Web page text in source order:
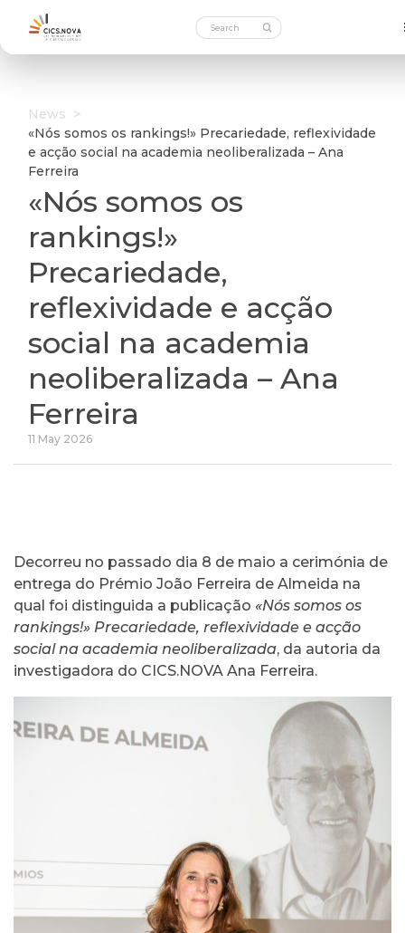
News >
«Nós somos os rankings!» Precariedade, reflexividade
e acção social na academia neoliberalizada – Ana
Ferreira
«Nós somos os
rankings!»
Precariedade,
reflexividade e acção
social na academia
neoliberalizada – Ana
Ferreira
11 May 2026
Decorreu no passado dia 8 de maio a cerimónia de
entrega do Prémio João Ferreira de Almeida na
qual foi distinguida a publicação «Nós somos os
rankings!» Precariedade, reflexividade e acção
social na academia neoliberalizada, da autoria da
investigadora do CICS.NOVA Ana Ferreira.